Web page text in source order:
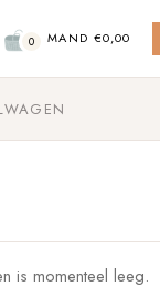
0 MAND €0,00
is momenteel leeg.